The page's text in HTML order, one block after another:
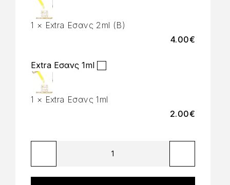
1 × Extra Εσανς 2ml (B)
4.00€
Extra Εσανς 1ml
1 × Extra Εσανς 1ml
2.00€